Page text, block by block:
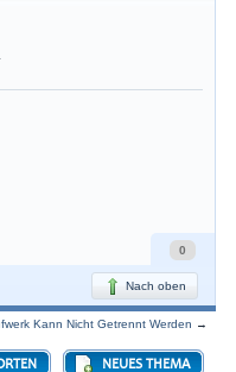
0
Nach oben
Kann Nicht Getrennt Werden →
NEUES THEMA